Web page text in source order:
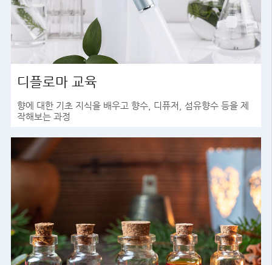
디플로마 교육
향에 대한 기초 지식을 배우고 향수, 디퓨저, 섬유향수 등을 제
작해보는 과정
바로가기